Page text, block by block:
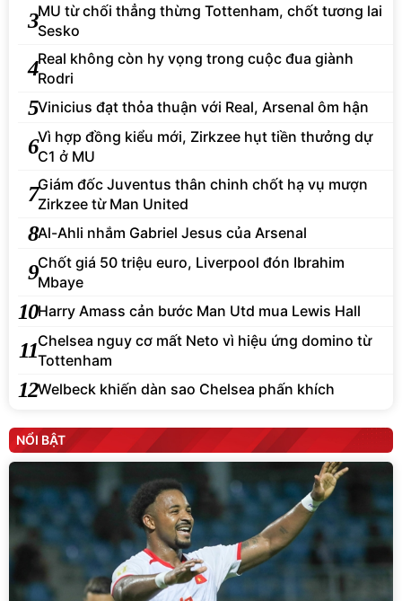
3MU từ chối thẳng thừng Tottenham, chốt tương lai
Sesko
4Real không còn hy vọng trong cuộc đua giành
Rodri
5Vinicius đạt thỏa thuận với Real, Arsenal ôm hận
6Vì hợp đồng kiểu mới, Zirkzee hụt tiền thưởng dự
C1 ở MU
7Giám đốc Juventus thân chinh chốt hạ vụ mượn
Zirkzee từ Man United
8Al-Ahli nhắm Gabriel Jesus của Arsenal
9Chốt giá 50 triệu euro, Liverpool đón Ibrahim
Mbaye
10Harry Amass cản bước Man Utd mua Lewis Hall
11Chelsea nguy cơ mất Neto vì hiệu ứng domino từ
Tottenham
12Welbeck khiến dàn sao Chelsea phấn khích
NỔI BẬT